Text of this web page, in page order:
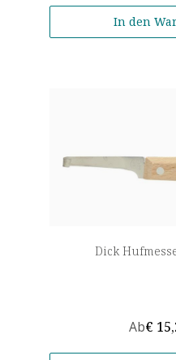
In den
Dick
Ab€